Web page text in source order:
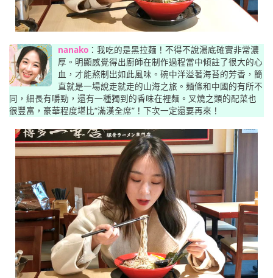
nanako ：我吃的是黑拉麺！不得不說湯底確實非常濃
厚。明顯感覺得出廚師在制作過程當中傾註了很大的心
血，才能熬制出如此風味。碗中洋溢著海苔的芳香，簡
直就是一場說走就走的山海之旅。麺條和中國的有所不
同，細長有嚼勁，還有一種獨到的香味在裡麺。叉燒之類的配菜也
很豐富，豪華程度堪比“滿漢全席”！下次一定還要再來！